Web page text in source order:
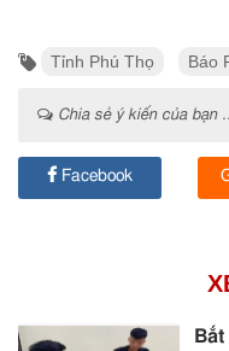
Tỉnh Phú Thọ Báo
Chia sẻ ý kiến của bạn
Facebook